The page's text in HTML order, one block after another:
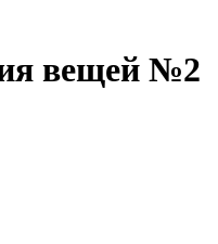
вещей №2